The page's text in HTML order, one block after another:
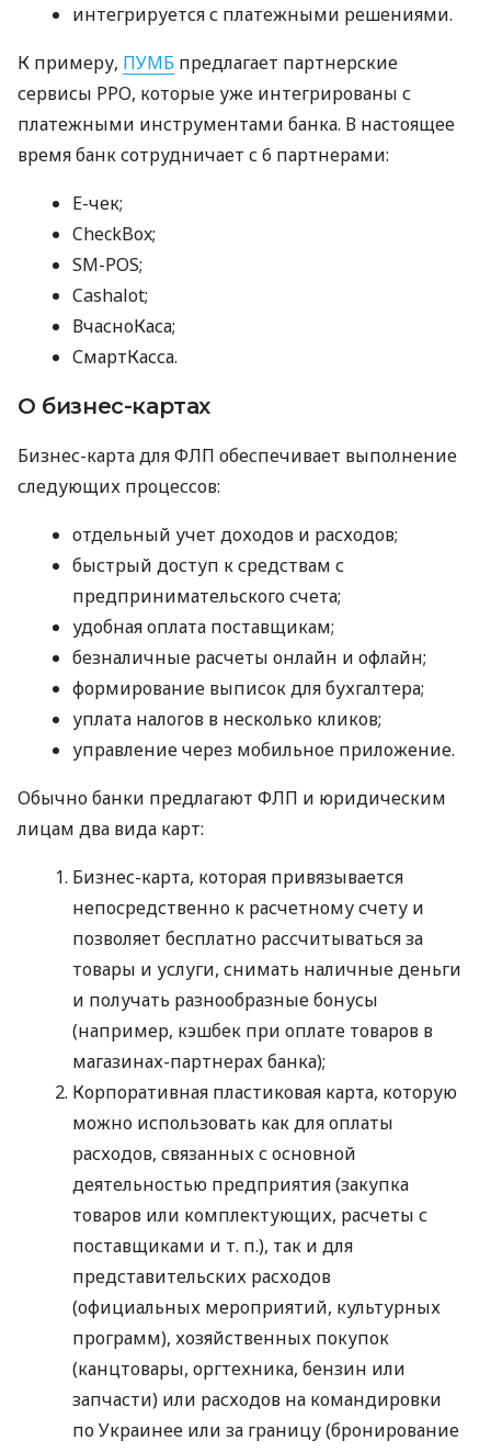
интегрируется с платежными решениями.
К примеру, ПУМБ предлагает партнерские
сервисы РРО, которые уже интегрированы с
платежными инструментами банка. В настоящее
время банк сотрудничает с 6 партнерами:
E-чек;
CheckBox;
SM-POS;
Cashalot;
ВчасноКаса;
СмартКасса.
О бизнес-картах
Бизнес-карта для ФЛП обеспечивает выполнение
следующих процессов:
отдельный учет доходов и расходов;
быстрый доступ к средствам с
предпринимательского счета;
удобная оплата поставщикам;
безналичные расчеты онлайн и офлайн;
формирование выписок для бухгалтера;
уплата налогов в несколько кликов;
управление через мобильное приложение.
Обычно банки предлагают ФЛП и юридическим
лицам два вида карт:
Бизнес-карта, которая привязывается
непосредственно к расчетному счету и
позволяет бесплатно рассчитываться за
товары и услуги, снимать наличные деньги
и получать разнообразные бонусы
(например, кэшбек при оплате товаров в
магазинах-партнерах банка);
Корпоративная пластиковая карта, которую
можно использовать как для оплаты
расходов, связанных с основной
деятельностью предприятия (закупка
товаров или комплектующих, расчеты с
поставщиками и т. п.), так и для
представительских расходов
(официальных мероприятий, культурных
программ), хозяйственных покупок
(канцтовары, оргтехника, бензин или
запчасти) или расходов на командировки
по Украинее или за границу (бронирование